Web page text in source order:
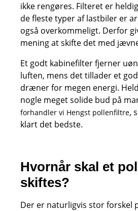
ikke rengøres. Filteret er
de fleste typer af lastbiler er
også overkommeligt. Derfor
mening at skifte det med
Et godt kabinefilter fjerner
luften, mens det tillader et
dræner for megen energi.
nogle meget solide bud på
forhandler vi Hengst pollenfiltre,
klart det bedste.
Hvornår skal et
skiftes?
Der er naturligvis stor forskel